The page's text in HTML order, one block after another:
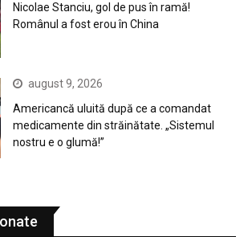
Nicolae Stanciu, gol de pus în ramă!
Românul a fost erou în China
august 9, 2026
Americancă uluită după ce a comandat
medicamente din străinătate. „Sistemul
nostru e o glumă!”